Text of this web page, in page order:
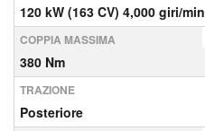
120 kW (163 CV) 4,000 giri/min
COPPIA MASSIMA
380 Nm
TRAZIONE
Posteriore